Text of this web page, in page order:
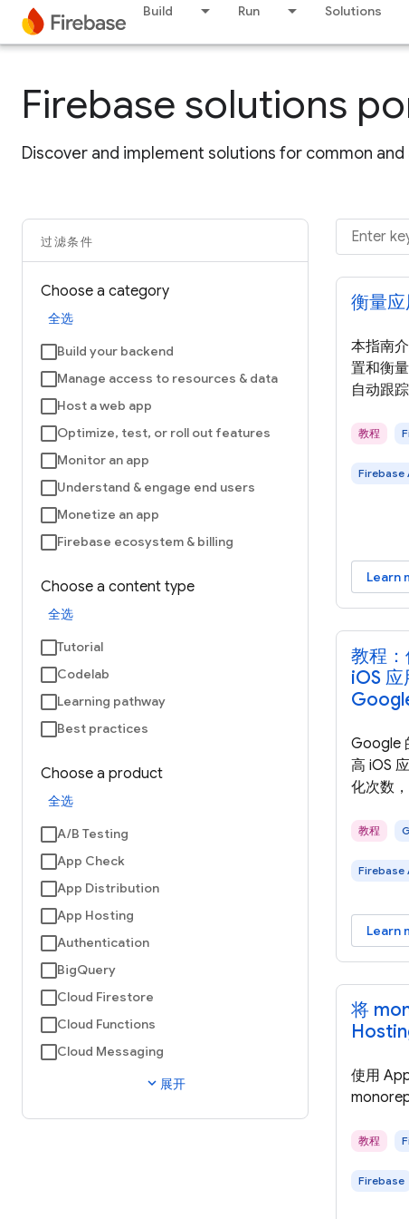
Build Run Solutions
Firebase solutions
Discover and implement solutions for common
过滤条件
Choose a category
全选
Build your backend
Manage access to resources & data
Host a web app
Optimize, test, or roll out features
Monitor an app
Understand & engage end users
Monetize an app
Firebase ecosystem & billing
Choose a content type
全选
Tutorial
Codelab
Learning pathway
Best practices
Choose a product
全选
A/B Testing
App Check
App Distribution
App Hosting
Authentication
BigQuery
Cloud Firestore
Cloud Functions
Cloud Messaging
expand_more 展开
衡量
本指南
置和衡
自动跟
教程
Firebase
Learn
教程
iOS
Google
高 iOS
化次数
教程
Firebase
Learn
将
使用
教程
Firebase